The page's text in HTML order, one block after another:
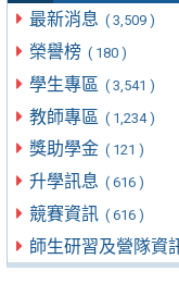
最新消息 ( 3,509 )
榮譽榜 ( 180 )
學生專區 ( 3,541 )
教師專區 ( 1,234 )
獎助學金 ( 121 )
升學訊息 ( 616 )
競賽資訊 ( 616 )
師生研習及營隊資